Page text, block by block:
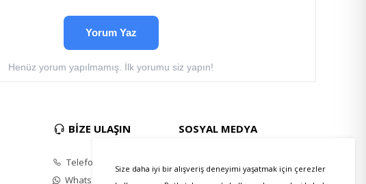
Size daha iyi bir alışveriş deneyimi yaşatmak için çerezler
Yorum Yaz
Henüz yorum yapılmamış. İlk yorumu siz yapın!
BİZE ULAŞIN
Telefon
Whatsapp
SOSYAL MEDYA
Twitter